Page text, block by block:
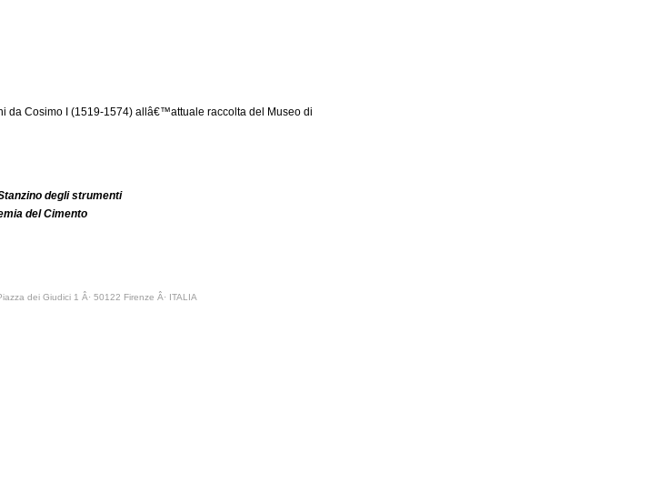
da Cosimo I (1519-1574) allâ€™attuale raccolta del Museo di
degli strumenti
del Cimento
dei Giudici 1 Â· 50122 Firenze Â· ITALIA